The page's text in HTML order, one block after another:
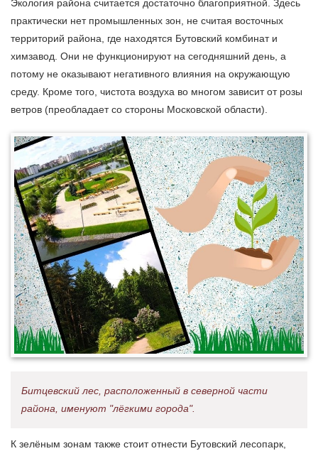
Экология района считается достаточно благоприятной. Здесь
практически нет промышленных зон, не считая восточных
территорий района, где находятся Бутовский комбинат и
химзавод. Они не функционируют на сегодняшний день, а
потому не оказывают негативного влияния на окружающую
среду. Кроме того, чистота воздуха во многом зависит от розы
ветров (преобладает со стороны Московской области).
Битцевский лес, расположенный в северной части
района, именуют "лёгкими города".
К зелёным зонам также стоит отнести Бутовский лесопарк,